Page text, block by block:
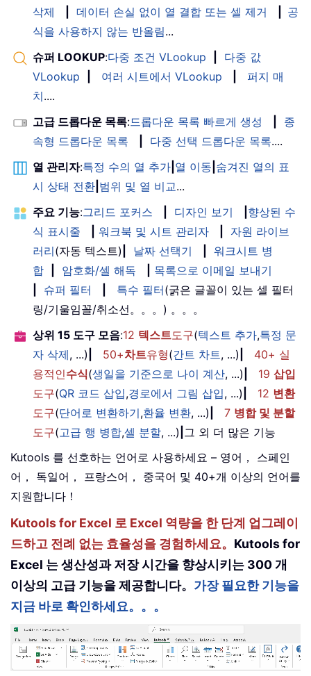
삭제
데이터 손실 없이 열 결합 또는 셀 제거
공
식을 사용하지 않는 반올림...
슈퍼 LOOKUP:다중 조건 VLookup
다중 값
VLookup
여러 시트에서 VLookup
퍼지 매
치....
고급 드롭다운 목록:드롭다운 목록 빠르게 생성
종
속형 드롭다운 목록
다중 선택 드롭다운 목록....
열 관리자:특정 수의 열 추가 열 이동 숨겨진 열의 표
시 상태 전환 범위 및 열 비교...
주요 기능:그리드 포커스 디자인 보기
향상된 수
식 표시줄
워크북 및 시트 관리자
자원 라이브
러리(자동 텍스트) 날짜 선택기
워크시트 병
합
암호화/셀 해독
목록으로 이메일 보내기
슈퍼 필터 특수 필터(굵은 글꼴이 있는 셀 필터
링/기울임꼴/취소선。。。) 。。。
상위 15 도구 모음:12 텍스트도구(텍스트 추가,특정 문
자 삭제, ...) 50+차트유형(간트 차트, ...)
40+ 실
용적인수식(생일을 기준으로 나이 계산, ...) 19 삽입
도구(QR 코드 삽입,경로에서 그림 삽입, ...) 12 변환
도구(단어로 변환하기,환율 변환, ...) 7 병합 및 분할
도구(고급 행 병합,셀 분할, ...) 그 외 더 많은 기능
Kutools 를 선호하는 언어로 사용하세요 – 영어， 스페인
어， 독일어， 프랑스어， 중국어 및 40+개 이상의 언어를
지원합니다！
Kutools for Excel 로 Excel 역량을 한 단계 업그레이
드하고 전례 없는 효율성을 경험하세요。 Kutools for
Excel 는 생산성과 저장 시간을 향상시키는 300 개
이상의 고급 기능을 제공합니다。 가장 필요한 기능을
지금 바로 확인하세요。。。